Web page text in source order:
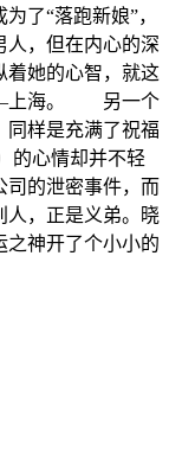
了“落跑新娘”，
人，但在内心的深
着她的心智，就这
上海。 另一个
同样是充满了祝福
的心情却并不轻
司的泄密事件，而
人，正是义弟。晓
之神开了个小小的